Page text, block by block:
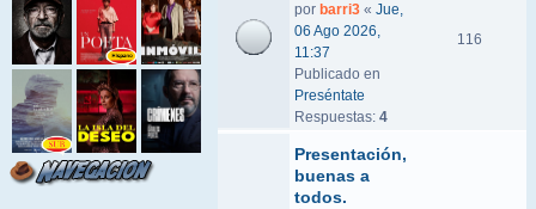
por barri3 « Jue,
06 Ago 2026,
11:37
Publicado en
Preséntate
Respuestas: 4
116
Presentación,
buenas a
todos.